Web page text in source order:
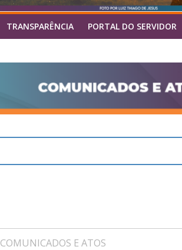
TRANSPARÊNCIA PORTAL DO SERVIDOR
COMUNICADOS E ATOS